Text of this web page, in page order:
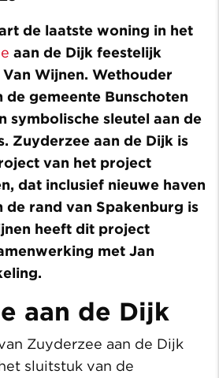
de laatste woning in het
aan de Dijk feestelijk
Wijnen. Wethouder
de gemeente Bunschoten
symbolische sleutel aan de
Zuyderzee aan de Dijk is
van het project
dat inclusief nieuwe haven
de rand van Spakenburg is
heeft dit project
met Jan
aan de Dijk
Zuyderzee aan de Dijk
sluitstuk van de